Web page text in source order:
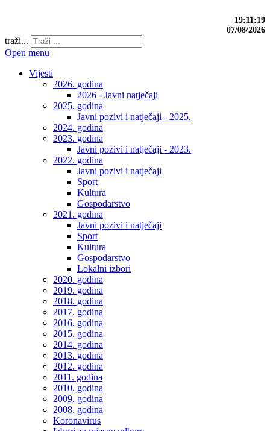
19:11:20
07/08/2026
traži...
Open menu
Vijesti
2026. godina
2026 - Javni natječaji
2025. godina
Javni pozivi i natječaji - 2025.
2024. godina
2023. godina
Javni pozivi i natječaji - 2023.
2022. godina
Javni pozivi i natječaji
Sport
Kultura
Gospodarstvo
2021. godina
Javni pozivi i natječaji
Sport
Kultura
Gospodarstvo
Lokalni izbori
2020. godina
2019. godina
2018. godina
2017. godina
2016. godina
2015. godina
2014. godina
2013. godina
2012. godina
2011. godina
2010. godina
2009. godina
2008. godina
Koronavirus